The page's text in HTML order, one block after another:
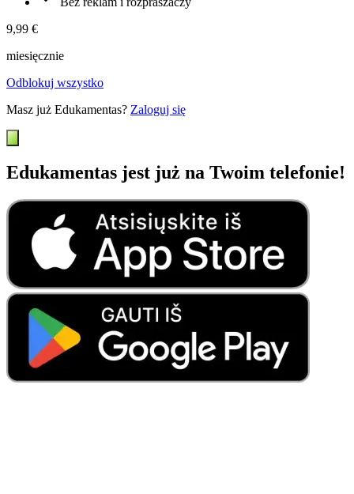
9,99 €
miesięcznie
Odblokuj wszystko
Masz już Edukamentas? Zaloguj się
Edukamentas jest już na Twoim telefonie!